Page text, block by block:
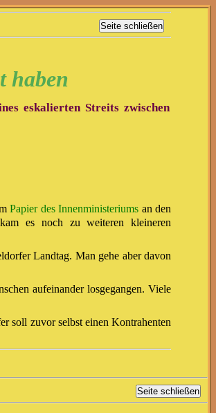
haben
eskalierten Streits zwischen
Papier des Innenministeriums an den
es noch zu weiteren kleineren
Landtag. Man gehe aber davon
aufeinander losgegangen. Viele
soll zuvor selbst einen Kontrahenten